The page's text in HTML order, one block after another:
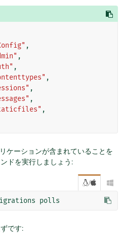
,
,
,
,
,
,
,
ケーションが含まれていることを
ドを実行しましょう:
/ 
です: